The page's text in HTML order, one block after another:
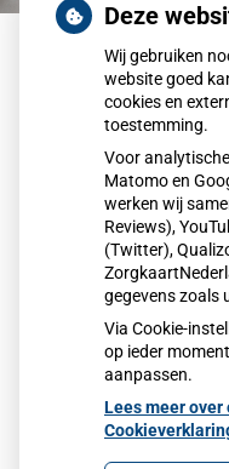
Vanaf 8 oktober
gene die in
griepvaccinatie
zullen plaats vinden
Volg de
https://
griepprik
Deze
Wij gebruiken
website goed
cookies en
toestemming.
Voor
Matomo en
werken wij
Reviews),
(Twitter),
gegevens zoals
Via Cookie-
op ieder
aanpassen.
Lees meer over